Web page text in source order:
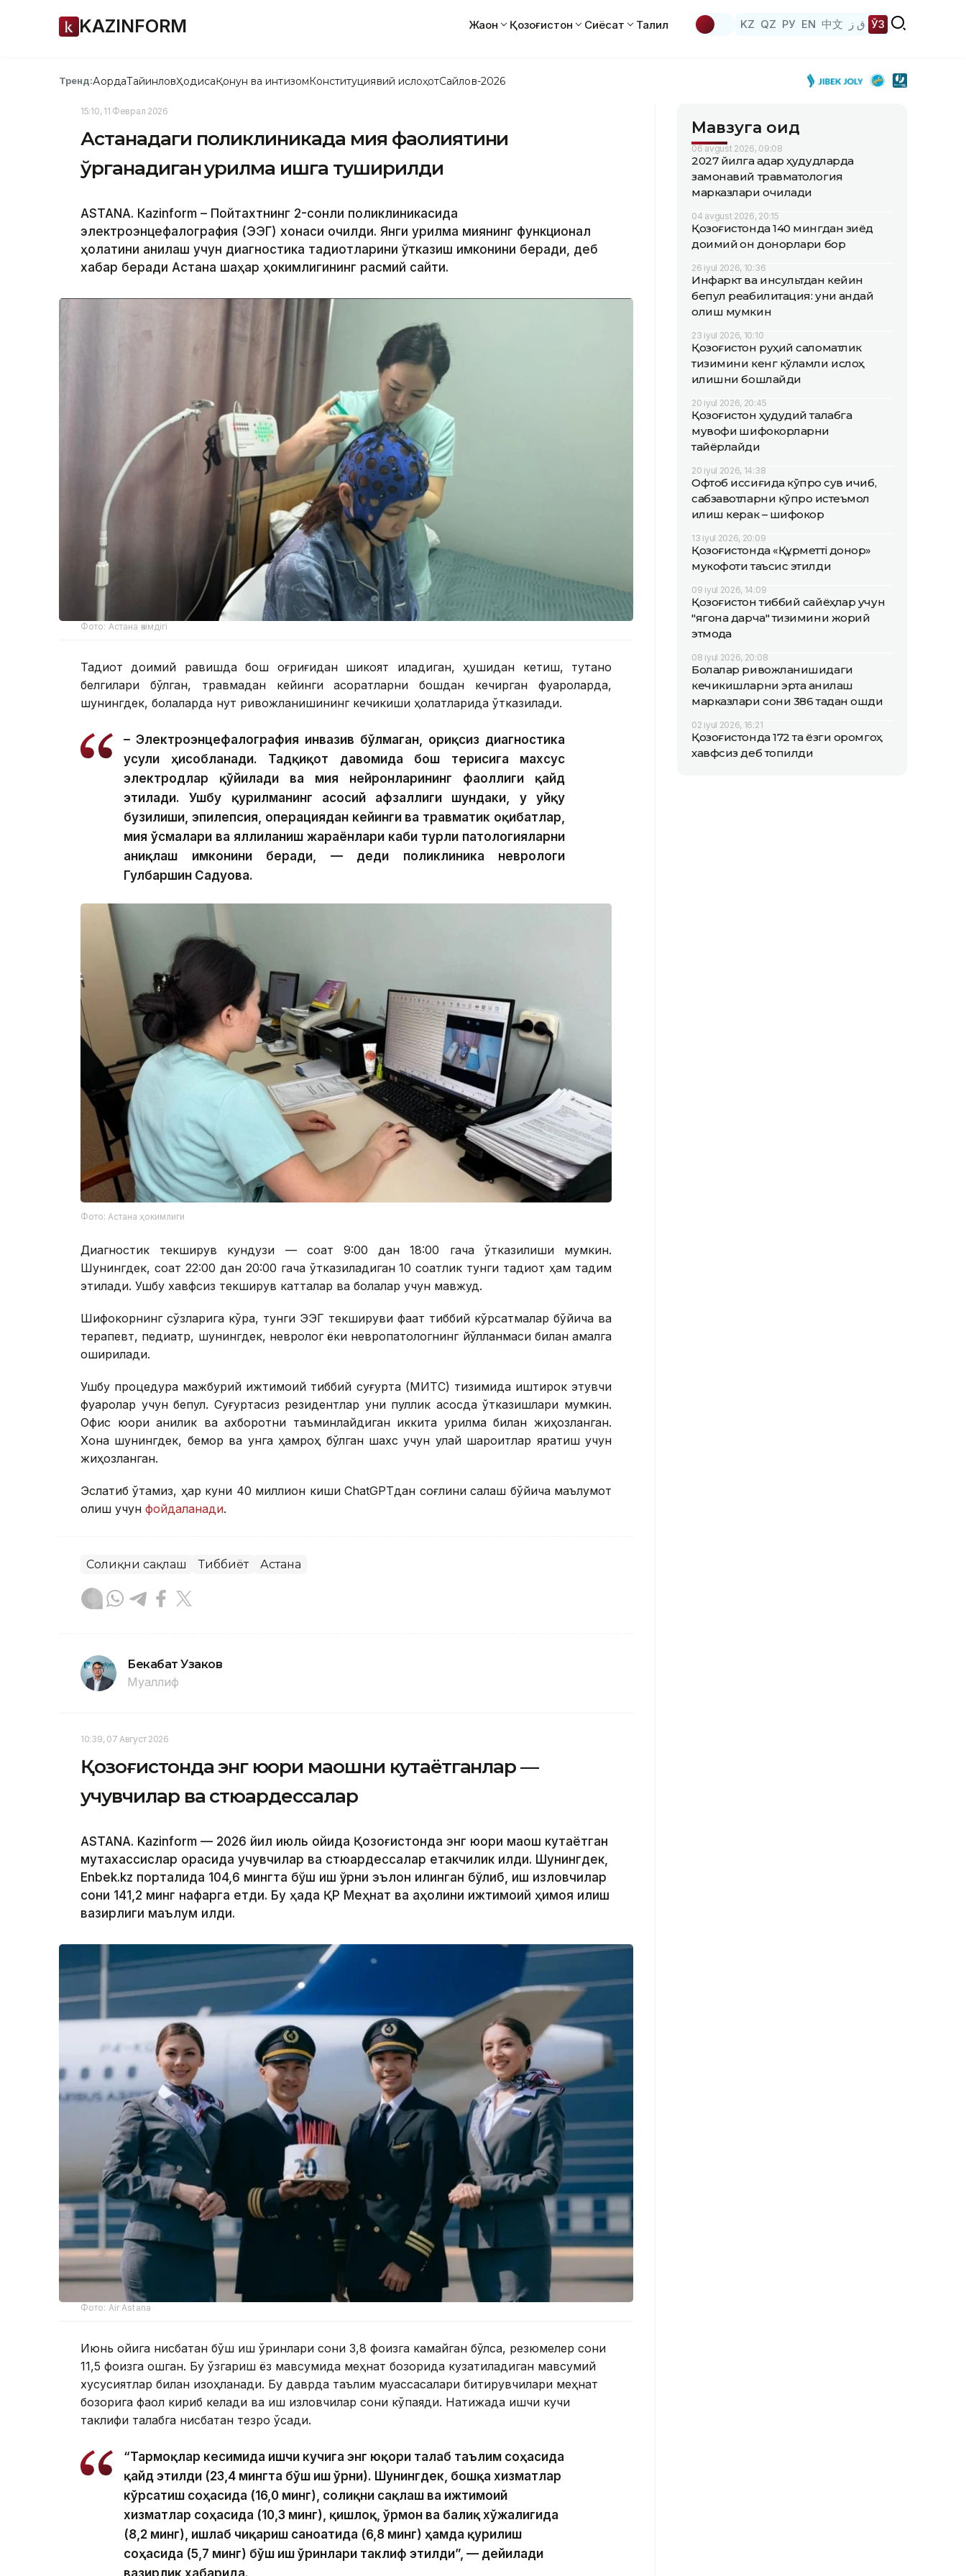
KAZINFORM Жаҳон Қозоғистон Сиёсат Таҳлил KZ QZ РУ EN 中文 ق ز ЎЗ
Тренд:АқордаТайинловҲодисаҚонун ва интизомКонституциявий ислоҳотСайлов-2026
15:10, 11 Феврал 2026
Астанадаги поликлиникада мия фаолиятини
ўрганадиган қурилма ишга туширилди
ASTANА. Кazinform – Пойтахтнинг 2-сонли поликлиникасида
электроэнцефалография (ЭЭГ) хонаси очилди. Янги қурилма миянинг функционал
ҳолатини аниқлаш учун диагностика тадқиқотларини ўтказиш имконини беради, деб
хабар беради Астана шаҳар ҳокимлигининг расмий сайти.
Фото: Астана әкімдігі
Тадқиқот доимий равишда бош оғриғидан шикоят қиладиган, ҳушидан кетиш, тутқаноқ
белгилари бўлган, травмадан кейинги асоратларни бошдан кечирган фуқароларда,
шунингдек, болаларда нутқ ривожланишининг кечикиши ҳолатларида ўтказилади.
– Электроэнцефалография инвазив бўлмаган, оғриқсиз диагностика
усули ҳисобланади. Тадқиқот давомида бош терисига махсус
электродлар қўйилади ва мия нейронларининг фаоллиги қайд
этилади. Ушбу қурилманинг асосий афзаллиги шундаки, у уйқу
бузилиши, эпилепсия, операциядан кейинги ва травматик оқибатлар,
мия ўсмалари ва яллиғланиш жараёнлари каби турли патологияларни
аниқлаш имконини беради, — деди поликлиника неврологи
Гулбаршин Садуова.
Фото: Астана ҳокимлиги
Диагностик текширув кундузи — соат 9:00 дан 18:00 гача ўтказилиши мумкин.
Шунингдек, соат 22:00 дан 20:00 гача ўтказиладиган 10 соатлик тунги тадқиқот ҳам тақдим
этилади. Ушбу хавфсиз текширув катталар ва болалар учун мавжуд.
Шифокорнинг сўзларига кўра, тунги ЭЭГ текшируви фақат тиббий кўрсатмалар бўйича ва
терапевт, педиатр, шунингдек, невролог ёки невропатологнинг йўлланмаси билан амалга
оширилади.
Ушбу процедура мажбурий ижтимоий тиббий суғурта (МИТС) тизимида иштирок этувчи
фуқаролар учун бепул. Суғуртасиз резидентлар уни пуллик асосда ўтказишлари мумкин.
Офис юқори аниқлик ва ахборотни таъминлайдиган иккита қурилма билан жиҳозланган.
Хона шунингдек, бемор ва унга ҳамроҳ бўлган шахс учун қулай шароитлар яратиш учун
жиҳозланган.
Эслатиб ўтамиз, ҳар куни 40 миллион киши ChatGPTдан соғлиқни сақлаш бўйича маълумот
олиш учун фойдаланади.
Соғлиқни сақлаш Тиббиёт Астана
Бекабат Узаков
Муаллиф
10:39, 07 Август 2026
Қозоғистонда энг юқори маошни кутаётганлар —
учувчилар ва стюардессалар
ASTANA. Kazinform — 2026 йил июль ойида Қозоғистонда энг юқори маош кутаётган
мутахассислар орасида учувчилар ва стюардессалар етакчилик қилди. Шунингдек,
Enbek.kz порталида 104,6 мингта бўш иш ўрни эълон қилинган бўлиб, иш изловчилар
сони 141,2 минг нафарга етди. Бу ҳақда ҚР Меҳнат ва аҳолини ижтимоий ҳимоя қилиш
вазирлиги маълум қилди.
Фото: Air Astana
Июнь ойига нисбатан бўш иш ўринлари сони 3,8 фоизга камайган бўлса, резюмелер сони
11,5 фоизга ошган. Бу ўзгариш ёз мавсумида меҳнат бозорида кузатиладиган мавсумий
хусусиятлар билан изоҳланади. Бу даврда таълим муассасалари битирувчилари меҳнат
бозорига фаол кириб келади ва иш изловчилар сони кўпаяди. Натижада ишчи кучи
таклифи талабга нисбатан тезроқ ўсади.
“Тармоқлар кесимида ишчи кучига энг юқори талаб таълим соҳасида
қайд этилди (23,4 мингта бўш иш ўрни). Шунингдек, бошқа хизматлар
кўрсатиш соҳасида (16,0 минг), соғлиқни сақлаш ва ижтимоий
хизматлар соҳасида (10,3 минг), қишлоқ, ўрмон ва балиқ хўжалигида
(8,2 минг), ишлаб чиқариш саноатида (6,8 минг) ҳамда қурилиш
соҳасида (5,7 минг) бўш иш ўринлари таклиф этилди”, — дейилади
Мавзуга оид
06 avgust 2026, 09:08
2027 йилга қадар ҳудудларда
замонавий травматология
марказлари очилади
04 avgust 2026, 20:15
Қозоғистонда 140 мингдан зиёд
доимий қон донорлари бор
26 iyul 2026, 10:36
Инфаркт ва инсультдан кейин
бепул реабилитация: уни қандай
олиш мумкин
23 iyul 2026, 10:10
Қозоғистон руҳий саломатлик
тизимини кенг кўламли ислоҳ
қилишни бошлайди
20 iyul 2026, 20:45
Қозоғистон ҳудудий талабга
мувофиқ шифокорларни
тайёрлайди
20 iyul 2026, 14:38
Офтоб иссиғида кўпроқ сув ичиб,
сабзавотларни кўпроқ истеъмол
қилиш керак – шифокор
13 iyul 2026, 20:09
Қозоғистонда «Құрметті донор»
мукофоти таъсис этилди
09 iyul 2026, 14:09
Қозоғистон тиббий сайёҳлар учун
"ягона дарча" тизимини жорий
этмоқда
08 iyul 2026, 20:08
Болалар ривожланишидаги
кечикишларни эрта аниқлаш
марказлари сони 386 тадан ошди
02 iyul 2026, 16:21
Қозоғистонда 172 та ёзги оромгоҳ
хавфсиз деб топилди